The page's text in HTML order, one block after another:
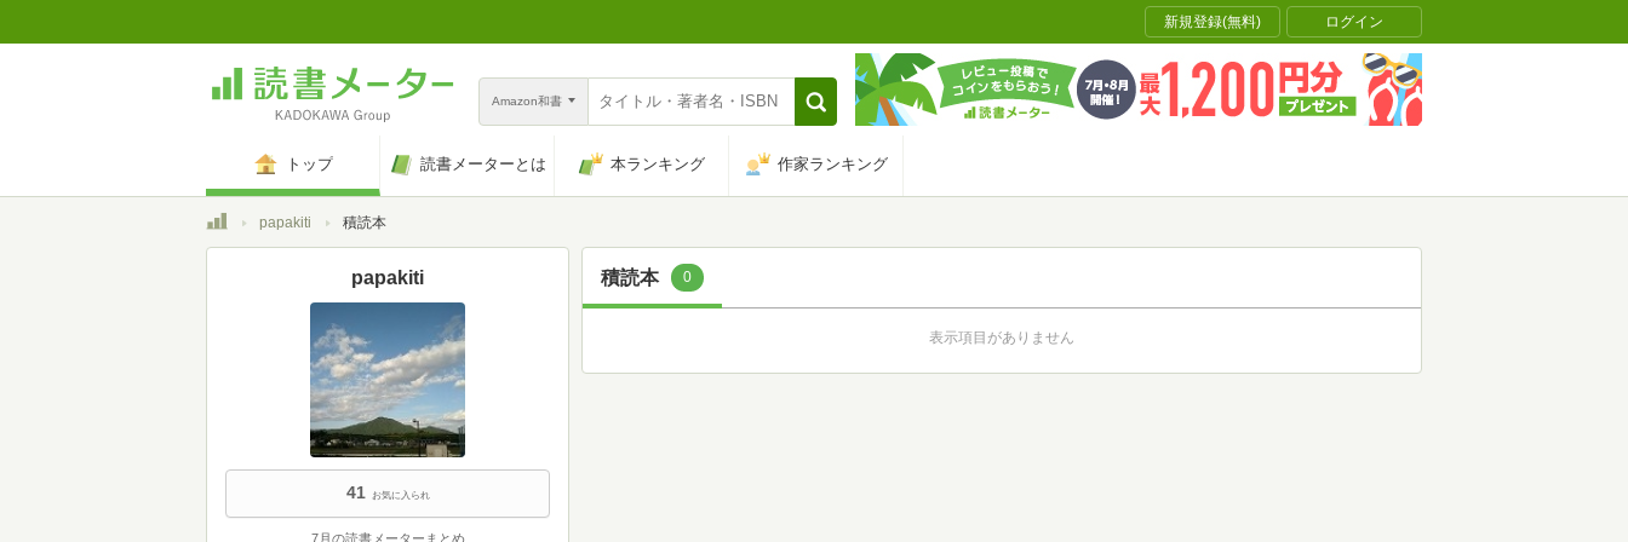
新規登録(無料) ログイン
Amazon和書
トップ 読書メーターとは 本ランキング 作家ランキング
トップpapakiti 積読本
積読本 0
表示項目がありません
papakiti
41 お気に入られ
7月の読書メーターまとめ